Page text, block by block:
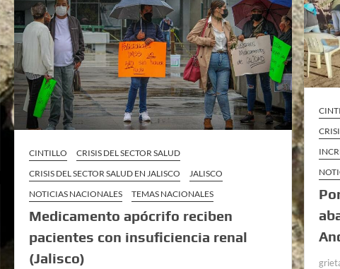
CINTILLO
CRISIS DEL SECTOR SALUD
CRISIS DEL SECTOR SALUD EN JALISCO
JALISCO
NOTICIAS NACIONALES
TEMAS NACIONALES
Medicamento apócrifo reciben
pacientes con insuficiencia renal
(Jalisco)